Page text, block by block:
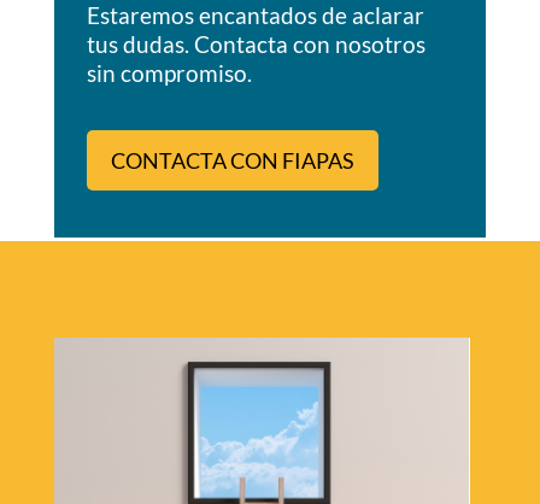
Estaremos encantados de aclarar
tus dudas. Contacta con nosotros
sin compromiso.
CONTACTA CON FIAPAS